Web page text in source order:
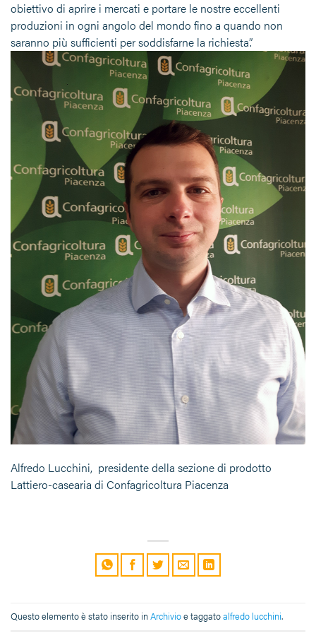
obiettivo di aprire i mercati e portare le nostre eccellenti
produzioni in ogni angolo del mondo fino a quando non
saranno più sufficienti per soddisfarne la richiesta”.
Alfredo Lucchini, presidente della sezione di prodotto
Lattiero-casearia di Confagricoltura Piacenza
Questo elemento è stato inserito inArchivioe taggatoalfredo lucchini.